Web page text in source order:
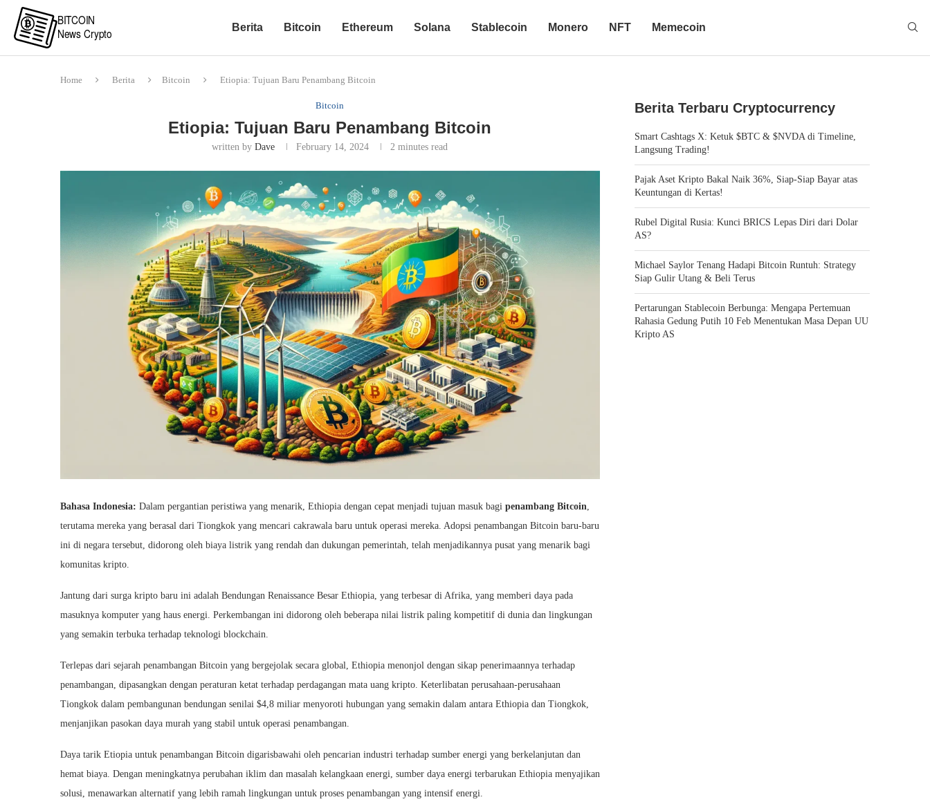
Berita Bitcoin Ethereum Solana Stablecoin Monero NFT Memecoin
Home Berita Bitcoin Etiopia: Tujuan Baru Penambang Bitcoin
Bitcoin
Etiopia: Tujuan Baru Penambang Bitcoin
written byDave February 14, 2024 2 minutes read
Bahasa Indonesia: Dalam pergantian peristiwa yang menarik, Ethiopia dengan cepat menjadi tujuan masuk bagi penambang Bitcoin
terutama mereka yang berasal dari Tiongkok yang mencari cakrawala baru untuk operasi mereka. Adopsi penambangan Bitcoin baru-baru
ini di negara tersebut, didorong oleh biaya listrik yang rendah dan dukungan pemerintah, telah menjadikannya pusat yang menarik bagi
komunitas kripto.
Jantung dari surga kripto baru ini adalah Bendungan Renaissance Besar Ethiopia, yang terbesar di Afrika, yang memberi daya pada
masuknya komputer yang haus energi. Perkembangan ini didorong oleh beberapa nilai listrik paling kompetitif di dunia dan lingkungan
yang semakin terbuka terhadap teknologi blockchain.
Terlepas dari sejarah penambangan Bitcoin yang bergejolak secara global, Ethiopia menonjol dengan sikap penerimaannya terhadap
penambangan, dipasangkan dengan peraturan ketat terhadap perdagangan mata uang kripto. Keterlibatan perusahaan-perusahaan
Tiongkok dalam pembangunan bendungan senilai $4,8 miliar menyoroti hubungan yang semakin dalam antara Ethiopia dan Tiongkok,
menjanjikan pasokan daya murah yang stabil untuk operasi penambangan.
Daya tarik Etiopia untuk penambangan Bitcoin digarisbawahi oleh pencarian industri terhadap sumber energi yang berkelanjutan dan
hemat biaya. Dengan meningkatnya perubahan iklim dan masalah kelangkaan energi, sumber daya energi terbarukan Ethiopia menyajikan
solusi, menawarkan alternatif yang lebih ramah lingkungan untuk proses penambangan yang intensif energi.
Berita Terbaru Cryptocurrency
Smart Cashtags X: Ketuk $BTC & $NVDA di Timeline,
Langsung Trading!
Pajak Aset Kripto Bakal Naik 36%, Siap-Siap Bayar atas
Keuntungan di Kertas!
Rubel Digital Rusia: Kunci BRICS Lepas Diri dari Dolar
AS?
Michael Saylor Tenang Hadapi Bitcoin Runtuh: Strategy
Siap Gulir Utang & Beli Terus
Pertarungan Stablecoin Berbunga: Mengapa Pertemuan
Rahasia Gedung Putih 10 Feb Menentukan Masa Depan UU
Kripto AS